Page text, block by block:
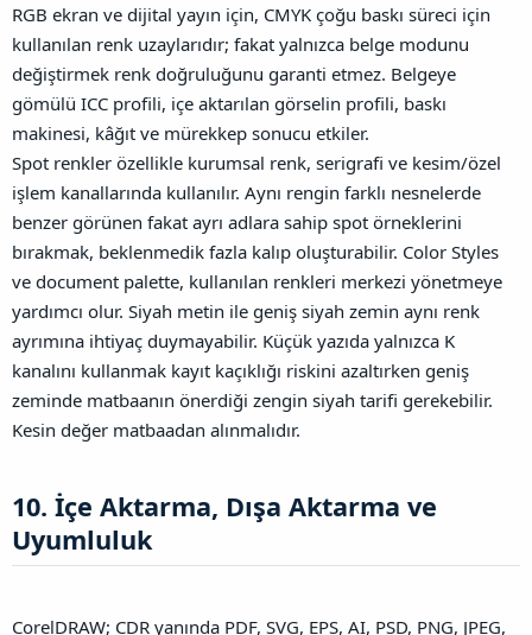
RGB ekran ve dijital yayın için, CMYK çoğu baskı süreci için
kullanılan renk uzaylarıdır; fakat yalnızca belge modunu
değiştirmek renk doğruluğunu garanti etmez. Belgeye
gömülü ICC profili, içe aktarılan görselin profili, baskı
makinesi, kâğıt ve mürekkep sonucu etkiler.
Spot renkler özellikle kurumsal renk, serigrafi ve kesim/özel
işlem kanallarında kullanılır. Aynı rengin farklı nesnelerde
benzer görünen fakat ayrı adlara sahip spot örneklerini
bırakmak, beklenmedik fazla kalıp oluşturabilir. Color Styles
ve document palette, kullanılan renkleri merkezi yönetmeye
yardımcı olur. Siyah metin ile geniş siyah zemin aynı renk
ayrımına ihtiyaç duymayabilir. Küçük yazıda yalnızca K
kanalını kullanmak kayıt kaçıklığı riskini azaltırken geniş
zeminde matbaanın önerdiği zengin siyah tarifi gerekebilir.
Kesin değer matbaadan alınmalıdır.
10. İçe Aktarma, Dışa Aktarma ve
Uyumluluk​
CorelDRAW; CDR yanında PDF, SVG, EPS, AI, PSD, PNG, JPEG,